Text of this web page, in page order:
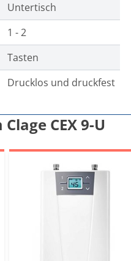
Untertisch
1 - 2
Tasten
Drucklos und druckfest
CEX 9-U